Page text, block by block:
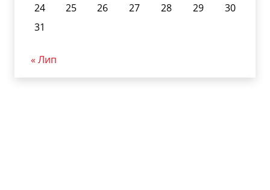
24
25 26 27 28 29
30
31
« Лип